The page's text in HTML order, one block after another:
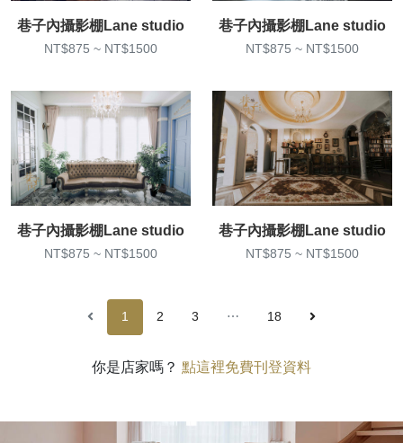
巷子內攝影棚Lane studio
NT$875 ~ NT$1500
巷子內攝影棚Lane studio
NT$875 ~ NT$1500
巷子內攝影棚Lane studio
NT$875 ~ NT$1500
巷子內攝影棚Lane studio
NT$875 ~ NT$1500
1 2 3 ⋯ 18
你是店家嗎？ 點這裡免費刊登資料